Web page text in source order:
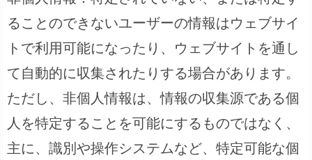
ることのできないユーザーの情報はウェブサイ
トで利用可能になったり、ウェブサイトを通し
て自動的に収集されたりする場合があります。
ただし、非個人情報は、情報の収集源である個
人を特定することを可能にするものではなく、
主に、識別や操作システムなど、特定可能な個